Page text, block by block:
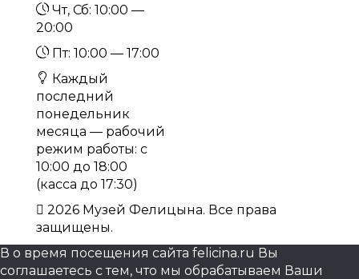
Чт, Сб: 10:00 —
20:00
Пт: 10:00 — 17:00
Каждый
последний
понедельник
месяца — рабочий
режим работы: с
10:00 до 18:00
(касса до 17:30)
2026 Музей Фелицына. Все права
защищены.
В о время посещения сайта felicina.ru Вы
соглашаетесь с тем, что мы обрабатываем Ваши